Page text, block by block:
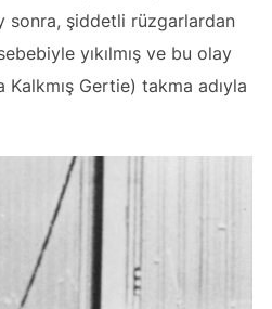
sonra, şiddetli rüzgarlardan
yıkılmış ve bu olay
Kalkmış Gertie) takma adıyla